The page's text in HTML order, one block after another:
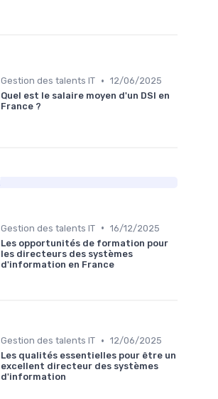
Gestion des talents IT • 12/06/2025
Quel est le salaire moyen d'un DSI en
France ?
Gestion des talents IT • 16/12/2025
Les opportunités de formation pour
les directeurs des systèmes
d'information en France
Gestion des talents IT • 12/06/2025
Les qualités essentielles pour être un
excellent directeur des systèmes
d'information